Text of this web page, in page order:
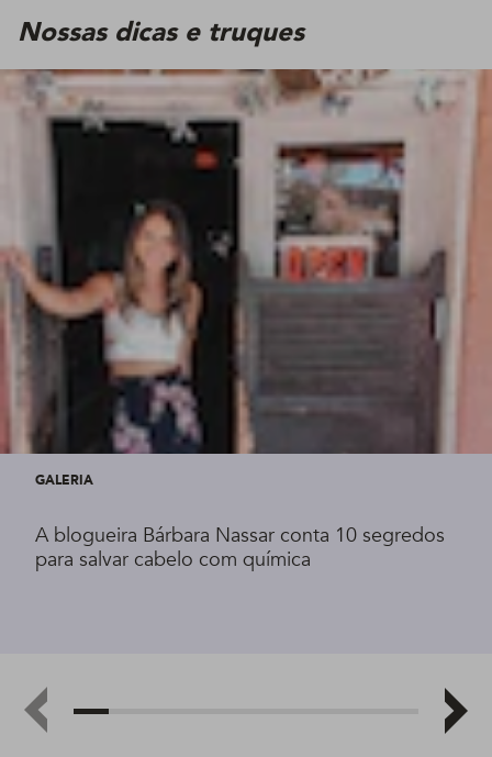
Nossas dicas e truques
GALERIA
A blogueira Bárbara Nassar conta 10 segredos
para salvar cabelo com química